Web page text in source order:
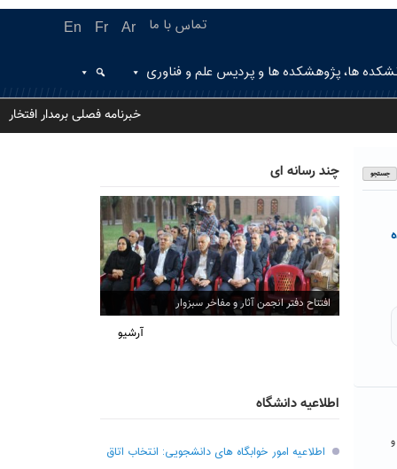
En Fr Ar تماس با ما
ها، پژوهشکده ها و پردیس علم و فناوری
خبرنامه فصلی برمدار افتخار
و
چند رسانه ای
افتتاح دفتر انجمن آثار و مفاخر سبزوار
آرشیو
اطلاعیه دانشگاه
اطلاعیه امور خوابگاه های دانشجویی: انتخاب اتاق